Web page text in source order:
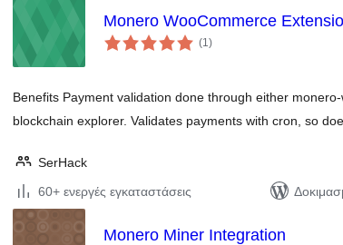
Monero WooCommerce
(1αξιολογήσεις
σύνολο
)
Benefits Payment validation done through either
blockchain explorer. Validates payments with cron, so
SerHack
60+ ενεργές εγκαταστάσεις
Monero Miner Integration